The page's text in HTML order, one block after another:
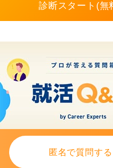
診断スタート(無
匿名で質問する